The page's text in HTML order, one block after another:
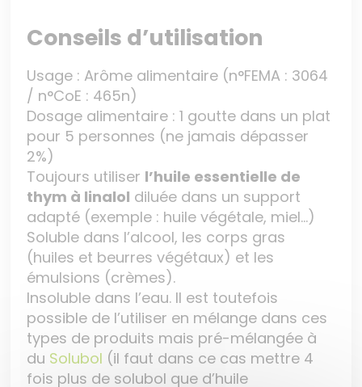
Conseils d’utilisation
Usage : Arôme alimentaire (n°FEMA : 3064
/ n°CoE : 465n)
Dosage alimentaire : 1 goutte dans un plat
pour 5 personnes (ne jamais dépasser
2%)
Toujours utiliser l’huile essentielle de
thym à linalol diluée dans un support
adapté (exemple : huile végétale, miel…)
Soluble dans l’alcool, les corps gras
(huiles et beurres végétaux) et les
émulsions (crèmes).
Insoluble dans l’eau. Il est toutefois
possible de l’utiliser en mélange dans ces
types de produits mais pré-mélangée à
du Solubol (il faut dans ce cas mettre 4
fois plus de solubol que d’huile